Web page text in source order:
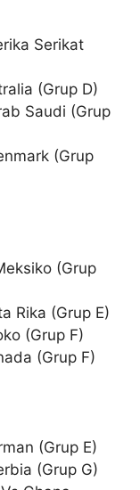
Serikat
(Grup D)
Saudi (Grup
(Grup
(Grup
Rika (Grup E)
(Grup F)
(Grup F)
(Grup E)
(Grup G)